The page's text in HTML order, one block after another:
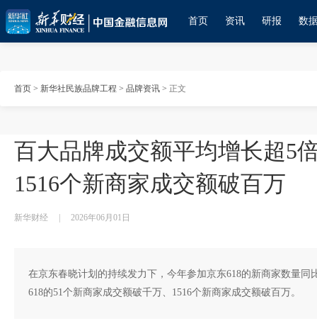
首页 资讯 研报 数
首页 > 新华社民族品牌工程 > 品牌资讯 > 正文
百大品牌成交额平均增长超5
1516个新商家成交额破百万
新华财经 2026年06月01日
在京东春晓计划的持续发力下，今年参加京东618的新商家数量同
618的51个新商家成交额破千万、1516个新商家成交额破百万。